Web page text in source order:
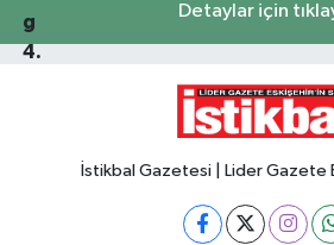
Detaylar için
İstikbal Gazetesi | Lider Gazete